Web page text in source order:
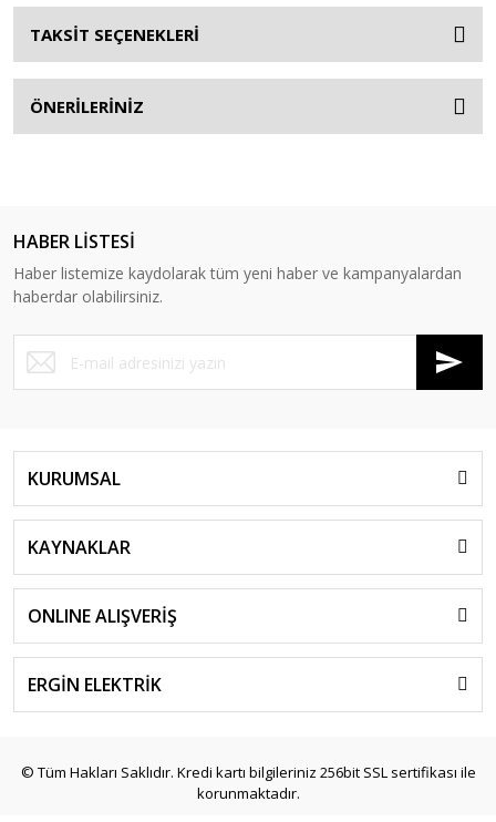
TAKSİT SEÇENEKLERİ
ÖNERİLERİNİZ
HABER LİSTESİ
Haber listemize kaydolarak tüm yeni haber ve kampanyalardan
haberdar olabilirsiniz.
KURUMSAL
KAYNAKLAR
ONLINE ALIŞVERİŞ
ERGİN ELEKTRİK
© Tüm Hakları Saklıdır. Kredi kartı bilgileriniz 256bit SSL sertifikası ile
korunmaktadır.